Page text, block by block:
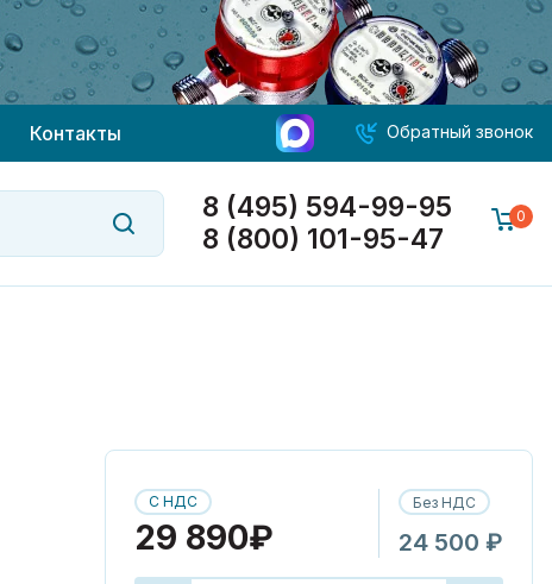
Контакты Обратный звонок
8 (495) 594-99-95
8 (800) 101-95-47
0
С НДС
29 890₽
Без НДС
24 500 ₽